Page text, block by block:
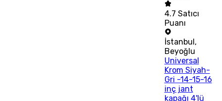
4.7 Satıcı
Puanı
İstanbul,
Beyoğlu
Universal
Krom Siyah-
Gri -14-15-16
inç jant
kapağı 4'lü